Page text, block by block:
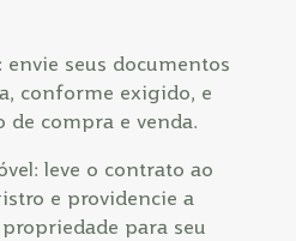
envie seus documentos
conforme exigido, e
de compra e venda.
leve o contrato ao
e providencie a
para seu